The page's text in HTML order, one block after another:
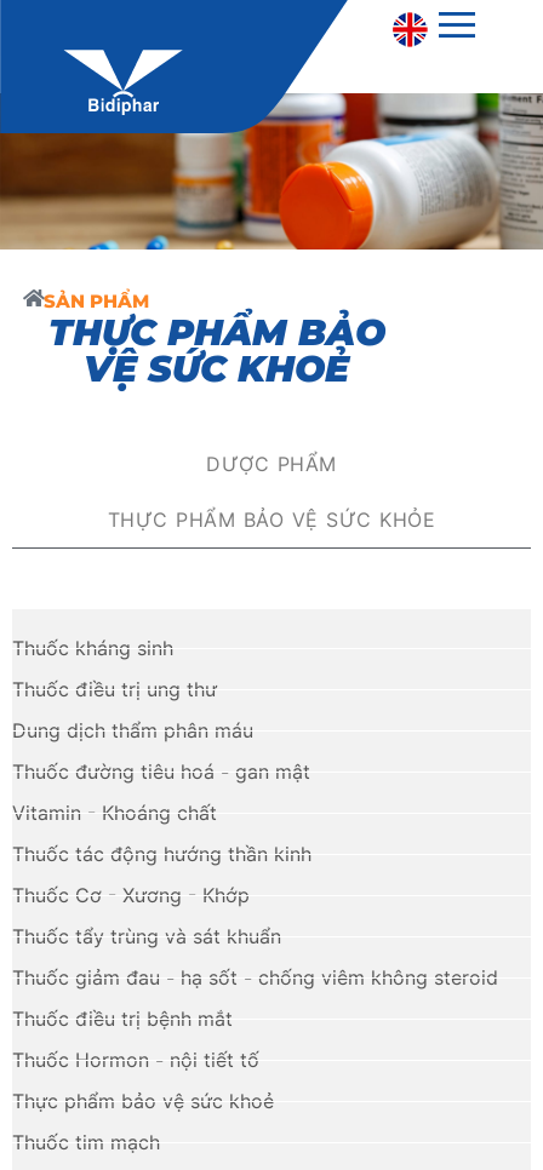
SẢN PHẨM
THỰC PHẨM BẢO
VỆ SỨC KHOẺ
DƯỢC PHẨM
THỰC PHẨM BẢO VỆ SỨC KHỎE
Thuốc kháng sinh
Thuốc điều trị ung thư
Dung dịch thẩm phân máu
Thuốc đường tiêu hoá - gan mật
Vitamin - Khoáng chất
Thuốc tác động hướng thần kinh
Thuốc Cơ - Xương - Khớp
Thuốc tẩy trùng và sát khuẩn
Thuốc giảm đau - hạ sốt - chống viêm không steroid
Thuốc điều trị bệnh mắt
Thuốc Hormon - nội tiết tố
Thực phẩm bảo vệ sức khoẻ
Thuốc tim mạch